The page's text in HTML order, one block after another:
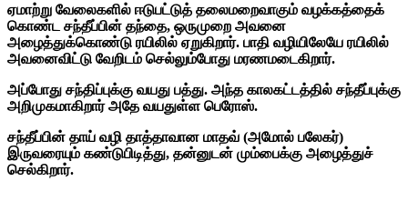
ஏமாற்று வேலைகளில் ஈடுபட்டுத் தலைமறைவாகும் வழக்கத்தைக்
கொண்ட சந்தீப்பின் தந்தை, ஒருமுறை அவனை
அழைத்துக்கொண்டு ரயிலில் ஏறுகிறார். பாதி வழியிலேயே ரயிலில்
அவனைவிட்டு வேறிடம் செல்லும்போது மரணமடைகிறார்.
அப்போது சந்திப்புக்கு வயது பத்து. அந்த காலகட்டத்தில் சந்தீப்புக்கு
அறிமுகமாகிறார் அதே வயதுள்ள பெரோஸ்.
சந்தீப்பின் தாய் வழி தாத்தாவான மாதவ் (அமோல் பலேகர்)
இருவரையும் கண்டுபிடித்து, தன்னுடன் மும்பைக்கு அழைத்துச்
செல்கிறார்.